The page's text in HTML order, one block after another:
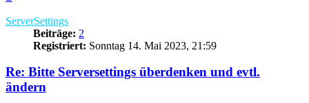
ServerSettings
Beiträge: 2
Registriert: Sonntag 14. Mai 2023, 21:59
Re: Bitte Serversettings überdenken und evtl.
ändern